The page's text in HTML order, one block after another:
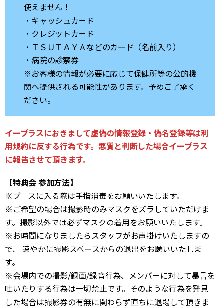
使えません！
・キャッシュカード
・クレジットカード
・ＴＳＵＴＡＹＡなどのカード（名前入り）
・病院の診察券
※お客様の情報が必要に応じて保健所等の公的機
関へ提供される可能性があります。予めご了承く
ださい。
イープラスにおきまして虚偽の情報登録・偽名登録等は利
用規約に反する行為です。悪質と判断した場合イープラス
に報告させて頂きます。
【特典会 参加方法】
※ブースに入る際は手指消毒をお願いいたします。
※ご希望の場合は撮影時のみマスクをズラしていただけま
す。撮影以外では必ずマスクの着用をお願いいたします。
※お時間になりましたらスタッフがお声掛けいたしますの
で、 速やかに撮影スペースからの退出をお願いいたしま
す。
※会場内での撮影/録画/録音行為、メンバーに対して暴言を
吐いたりする行為は一切禁止です。そのような行為を発見
した場合は撮影券の有無に関わらず直ちに退場して頂きま